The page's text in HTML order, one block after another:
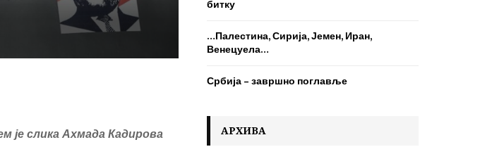
је слика Ахмада Кадирова
битку
…Палестина, Сирија, Јемен, Иран,
Венецуела…
Србија – завршно поглавље
AРХИВА